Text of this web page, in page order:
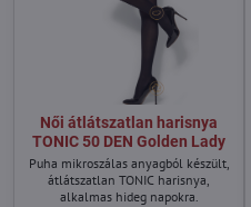
Női átlátszatlan harisnya
TONIC 50 DEN Golden Lady
Puha mikroszálas anyagból készült,
átlátszatlan TONIC harisnya,
alkalmas hideg napokra.